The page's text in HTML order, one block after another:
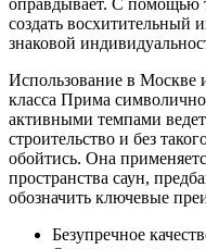
оправдывает. С помощью
создать восхитительный
знаковой
Использование в Москве
класса Прима
активными темпами
строительство и без
обойтись. Она
пространства саун,
обозначить ключевые
Безупречное